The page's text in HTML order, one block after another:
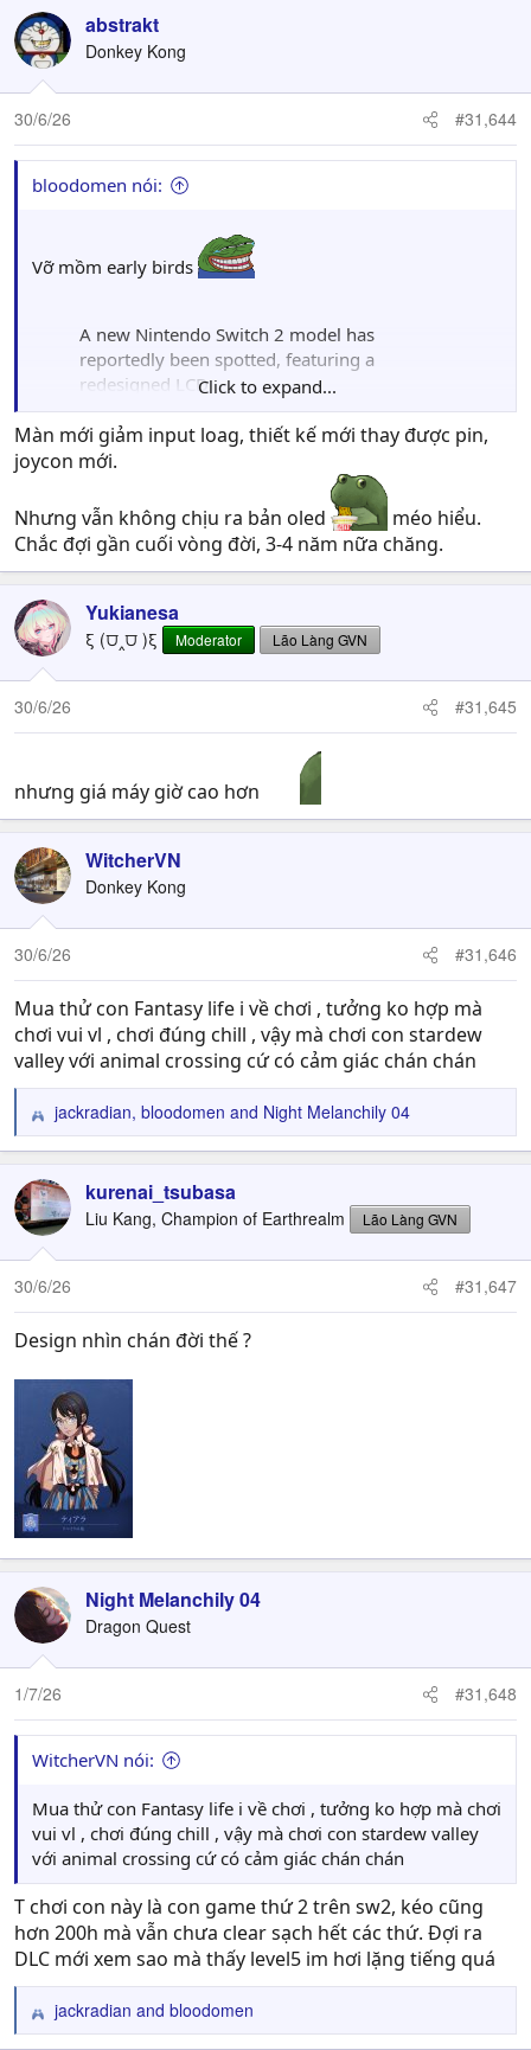
abstrakt
Donkey Kong
30/6/26 #31,644
bloodomen nói:
Vỡ mồm early birds
A new Nintendo Switch 2 model has
reportedly been spotted, featuring a
redesigned LCD
screen.https://t.co/kXctbuMRFb
pic.twitter.com/sCXZiD9IYp
June 30, 2026
Click to expand...
Màn mới giảm input loag, thiết kế mới thay được pin,
joycon mới.
Nhưng vẫn không chịu ra bản oled
méo hiểu.
Chắc đợi gần cuối vòng đời, 3-4 năm nữa chăng.
Yukianesa
ξ (⩌‸⩌ )ξ Moderator Lão Làng GVN
30/6/26 #31,645
nhưng giá máy giờ cao hơn
WitcherVN
Donkey Kong
30/6/26 #31,646
Mua thử con Fantasy life i về chơi , tưởng ko hợp mà
chơi vui vl , chơi đúng chill , vậy mà chơi con stardew
valley với animal crossing cứ có cảm giác chán chán
R
e
c
t
i
o
n
jackradian, bloodomen and Night Melanchily 04
kurenai_tsubasa
Liu Kang, Champion of Earthrealm Lão Làng GVN
30/6/26 #31,647
Design nhìn chán đời thế ?
Night Melanchily 04
Dragon Quest
1/7/26 #31,648
WitcherVN nói:
Mua thử con Fantasy life i về chơi , tưởng ko hợp mà chơi
vui vl , chơi đúng chill , vậy mà chơi con stardew valley
với animal crossing cứ có cảm giác chán chán
T chơi con này là con game thứ 2 trên sw2, kéo cũng
hơn 200h mà vẫn chưa clear sạch hết các thứ. Đợi ra
DLC mới xem sao mà thấy level5 im hơi lặng tiếng quá
R
e
jackradian and bloodomen